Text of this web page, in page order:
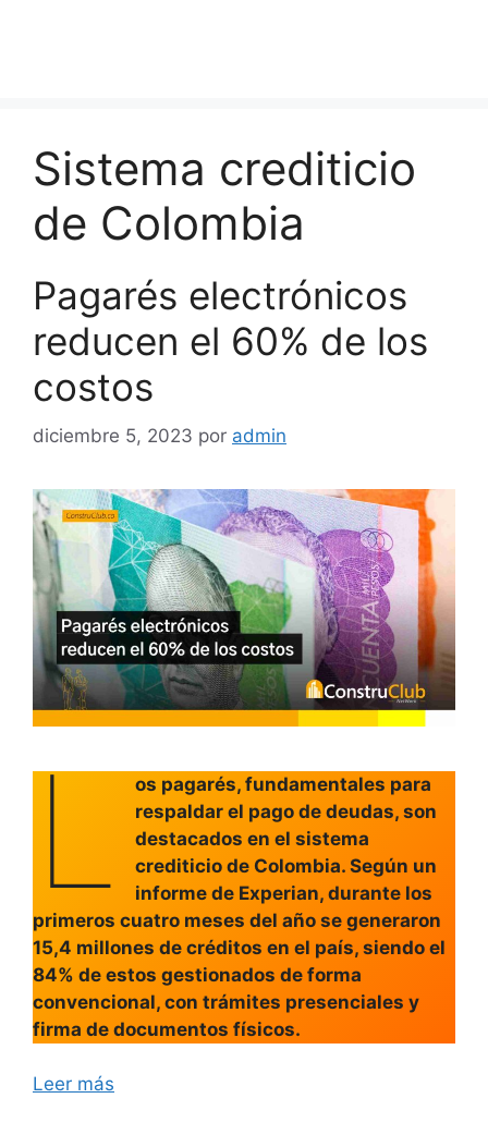
Sistema crediticio
de Colombia
Pagarés electrónicos
reducen el 60% de los
costos
diciembre 5, 2023 por admin
L
os pagarés, fundamentales para
respaldar el pago de deudas, son
destacados en el sistema
crediticio de Colombia. Según un
informe de Experian, durante los
primeros cuatro meses del año se generaron
15,4 millones de créditos en el país, siendo el
84% de estos gestionados de forma
convencional, con trámites presenciales y
firma de documentos físicos.
Leer más